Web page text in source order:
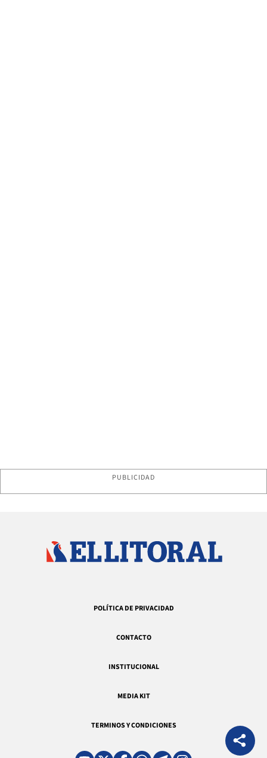
PUBLICIDAD
POLÍTICA DE PRIVACIDAD
CONTACTO
INSTITUCIONAL
MEDIA KIT
TERMINOS Y CONDICIONES